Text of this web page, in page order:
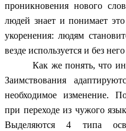
проникновения нового
людей знает и понимает
укоренения: людям
везде используется и без
Как же понять, что
Заимствования
необходимое изменение.
при переходе из чужого
Выделяются 4 типа